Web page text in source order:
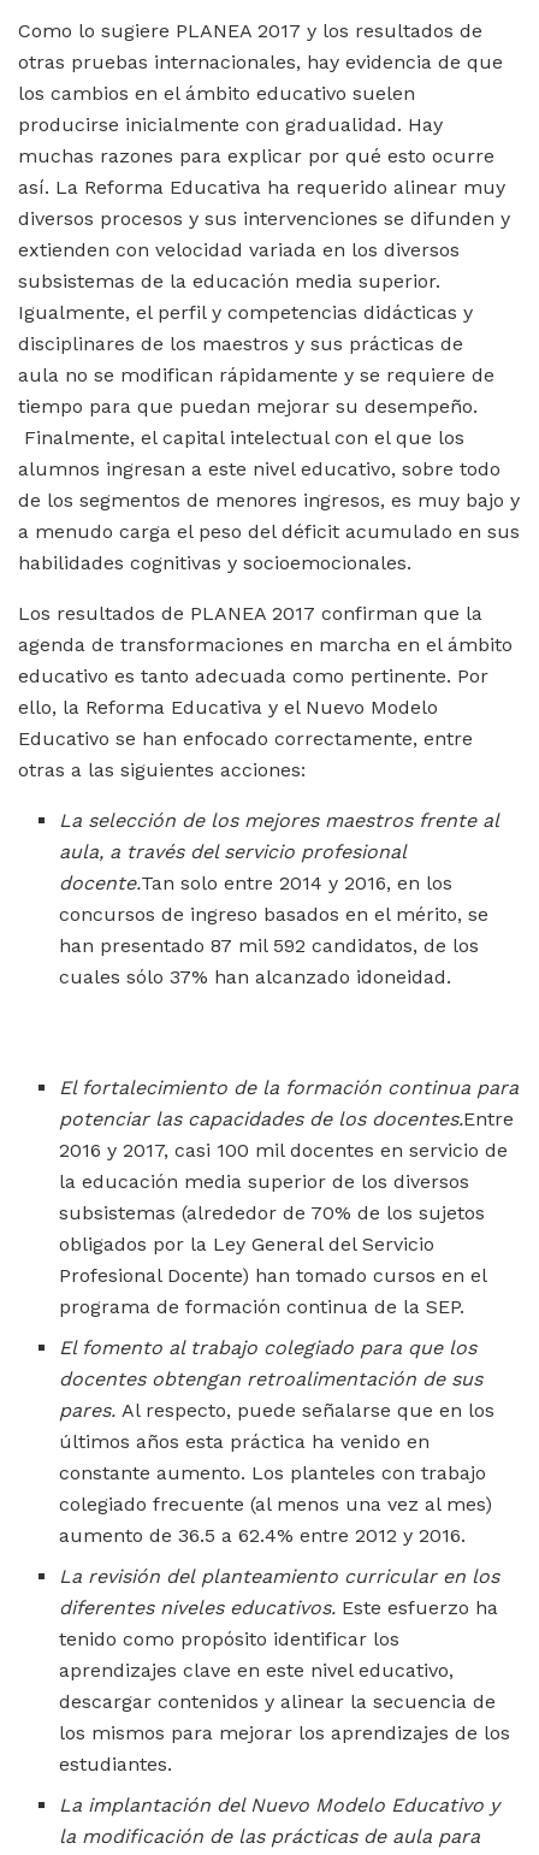
Como lo sugiere PLANEA 2017 y los resultados de
otras pruebas internacionales, hay evidencia de que
los cambios en el ámbito educativo suelen
producirse inicialmente con gradualidad. Hay
muchas razones para explicar por qué esto ocurre
así. La Reforma Educativa ha requerido alinear muy
diversos procesos y sus intervenciones se difunden y
extienden con velocidad variada en los diversos
subsistemas de la educación media superior.
Igualmente, el perfil y competencias didácticas y
disciplinares de los maestros y sus prácticas de
aula no se modifican rápidamente y se requiere de
tiempo para que puedan mejorar su desempeño.
Finalmente, el capital intelectual con el que los
alumnos ingresan a este nivel educativo, sobre todo
de los segmentos de menores ingresos, es muy bajo y
a menudo carga el peso del déficit acumulado en sus
habilidades cognitivas y socioemocionales.
Los resultados de PLANEA 2017 confirman que la
agenda de transformaciones en marcha en el ámbito
educativo es tanto adecuada como pertinente. Por
ello, la Reforma Educativa y el Nuevo Modelo
Educativo se han enfocado correctamente, entre
otras a las siguientes acciones:
La selección de los mejores maestros frente al
aula, a través del servicio profesional
docente.Tan solo entre 2014 y 2016, en los
concursos de ingreso basados en el mérito, se
han presentado 87 mil 592 candidatos, de los
cuales sólo 37% han alcanzado idoneidad.
El fortalecimiento de la formación continua para
potenciar las capacidades de los docentes.Entre
2016 y 2017, casi 100 mil docentes en servicio de
la educación media superior de los diversos
subsistemas (alrededor de 70% de los sujetos
obligados por la Ley General del Servicio
Profesional Docente) han tomado cursos en el
programa de formación continua de la SEP.
El fomento al trabajo colegiado para que los
docentes obtengan retroalimentación de sus
pares. Al respecto, puede señalarse que en los
últimos años esta práctica ha venido en
constante aumento. Los planteles con trabajo
colegiado frecuente (al menos una vez al mes)
aumento de 36.5 a 62.4% entre 2012 y 2016.
La revisión del planteamiento curricular en los
diferentes niveles educativos. Este esfuerzo ha
tenido como propósito identificar los
aprendizajes clave en este nivel educativo,
descargar contenidos y alinear la secuencia de
los mismos para mejorar los aprendizajes de los
estudiantes.
La implantación del Nuevo Modelo Educativo y
la modificación de las prácticas de aula para